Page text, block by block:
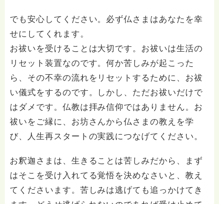
でも安心してください。必ず仏さまはあなたを幸
せにしてくれます。
お祓いを受けることは大切です。お祓いは生活の
リセット装置なのです。何か苦しみが起こった
ら、その不幸の流れをリセットするために、お祓
い儀式をするのです。しかし、ただお祓いだけで
はダメです。仏教は拝み信仰ではありません。お
祓いをご縁に、お坊さんから仏さまの教えを学
び、人生再スタートの実践につなげてください。
お釈迦さまは、生きることは苦しみだから、まず
はそこを受け入れてる覚悟を決めなさいと、教え
てくださいます。苦しみは逃げても追っかけてき